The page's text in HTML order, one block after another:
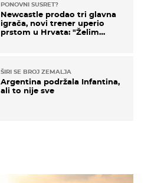
PONOVNI SUSRET?
Newcastle prodao tri glavna
igrača, novi trener uperio
prstom u Hrvata: "Želim
ŠIRI SE BROJ ZEMALJA
Argentina podržala Infantina,
ali to nije sve